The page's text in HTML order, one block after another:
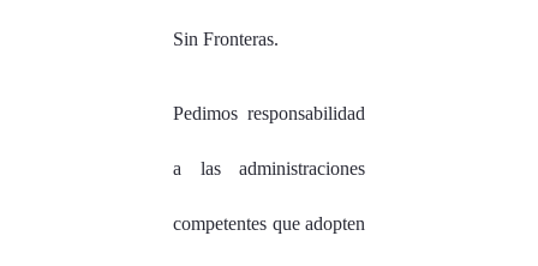
Sin Fronteras.
Pedimos responsabilidad
a las administraciones
competentes que adopten